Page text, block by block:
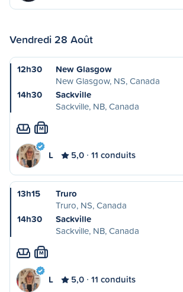
Vendredi 28 Août
12h30
New Glasgow
New Glasgow, NS, Canada
14h30
Sackville
Sackville, NB, Canada
M
L 5,0 11 conduits
13h15
Truro
Truro, NS, Canada
14h30
Sackville
Sackville, NB, Canada
M
L 5,0 11 conduits